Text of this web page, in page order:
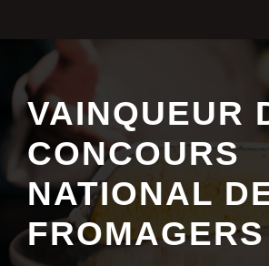
VAINQUEUR
CONCOURS
NATIONAL